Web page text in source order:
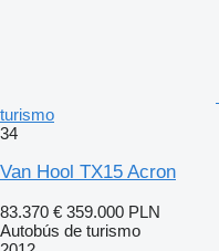
turismo
34
Van Hool TX15 Acron
83.370 € 359.000 PLN
Autobús de turismo